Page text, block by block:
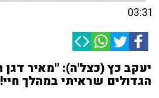
03:31
יעקב כץ (כצל'ה): "מאיר דגן
הגדולים שראיתי במהלך